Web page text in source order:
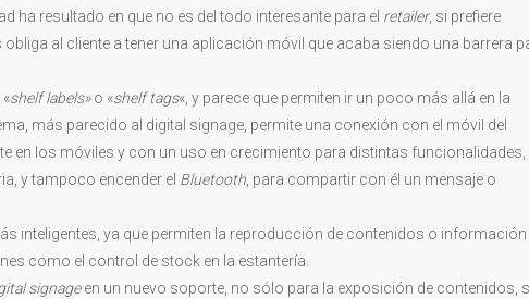
ha resultado en que no es del todo interesante para el retailer, si prefiere
al cliente a tener una aplicación móvil que acaba siendo una barrera
shelf labels»o «shelf tags«, y parece que permiten ir un poco más allá en la
más parecido al digital signage, permite una conexión con el móvil del
en los móviles y con un uso en crecimiento para distintas funcionalidades,
y tampoco encender el Bluetooth, para compartir con él un mensaje o
inteligentes, ya que permiten la reproducción de contenidos o información
como el control de stock en la estantería.
signageen un nuevo soporte, no sólo para la exposición de contenidos,